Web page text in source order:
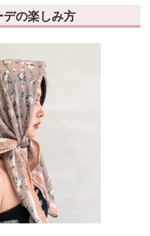
の楽しみ方